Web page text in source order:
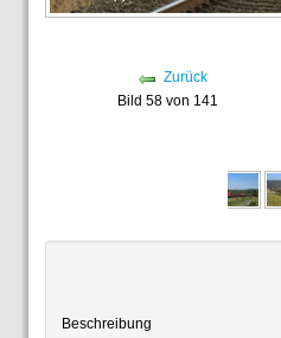
Zurück
Bild 58 von 141
Beschreibung